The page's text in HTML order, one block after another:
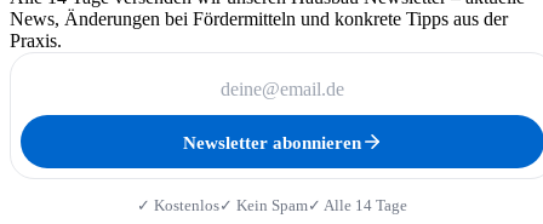
News, Änderungen bei Fördermitteln und konkrete Tipps aus der
Praxis.
Newsletter abonnieren
✓ Kostenlos✓ Kein Spam✓ Alle 14 Tage